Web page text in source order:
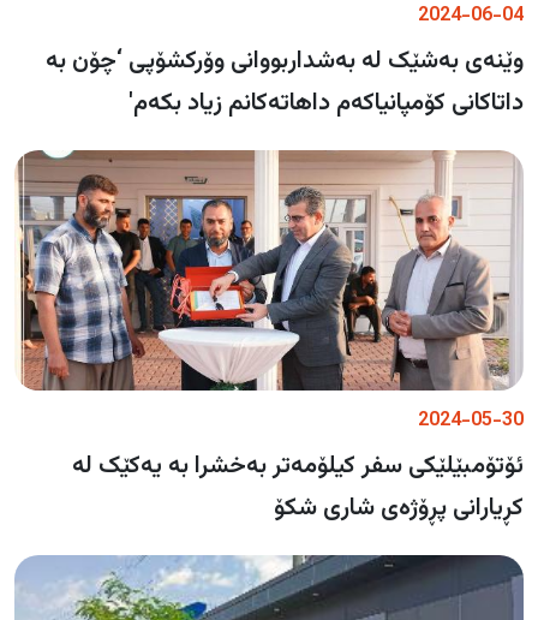
2024-06-04
وێنەی بەشێک لە بەشداربووانی وۆرکشۆپی ‘چۆن بە
داتاکانی کۆمپانیاکەم داهاتەکانم زیاد بکەم'
2024-05-30
ئۆتۆمبێلێکی سفر کیلۆمەتر بەخشرا بە یەکێک لە
کڕیارانی پڕۆژەی شاری شکۆ